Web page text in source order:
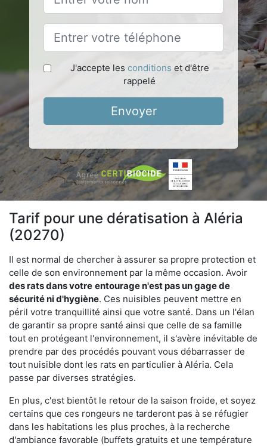
J'accepte les conditions et d'être
rappelé
Envoyer
Tarif pour une dératisation à Aléria
(20270)
Il est normal de chercher à assurer sa propre protection et
celle de son environnement par la même occasion. Avoir
des rats dans votre entourage n'est pas un gage de
sécurité ni d'hygiène. Ces nuisibles peuvent mettre en
péril votre tranquillité ainsi que votre santé. Dans un l'élan
de garantir sa propre santé ainsi que celle de sa famille
tout en protégeant l'environnement, il s'avère inévitable de
prendre par des procédés pouvant vous débarrasser de
tout nuisible dont les rats en particulier à Aléria. Cela
passe par diverses stratégies.
En plus, c'est bientôt le retour de la saison froide, et soyez
certains que ces rongeurs ne tarderont pas à se réfugier
dans les habitations les plus proches, à la recherche
d'ambiance favorable (buffets gratuits et une température